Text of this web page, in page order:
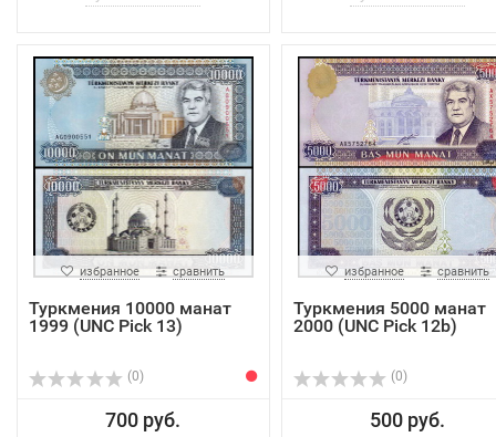
избранное сравнить
Туркмения 10000 манат
1999 (UNC Pick 13)
(0)
700 руб.
избранное сравнить
Туркмения 5000 манат
2000 (UNC Pick 12b)
(0)
500 руб.